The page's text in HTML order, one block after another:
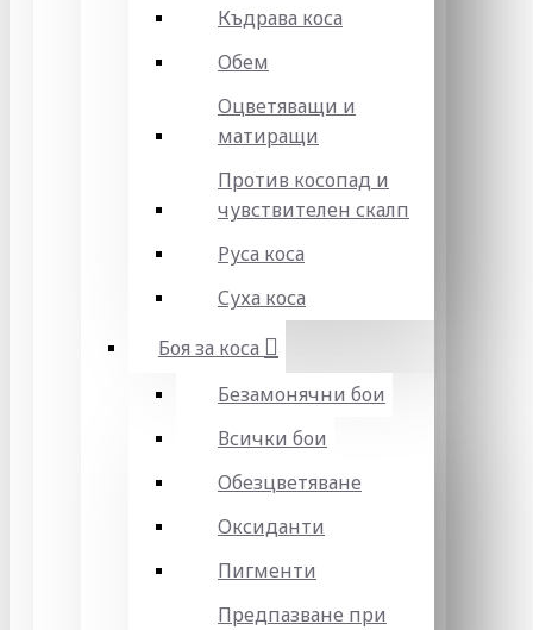
Къдрава коса
Обем
Оцветяващи и
матиращи
Против косопад и
чувствителен скалп
Руса коса
Суха коса
Боя за коса
Безамонячни бои
Всички бои
Обезцветяване
Оксиданти
Пигменти
Предпазване при